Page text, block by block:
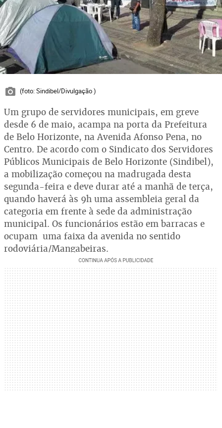
(foto: Sindibel/Divulgação )
Um grupo de servidores municipais, em greve
desde 6 de maio, acampa na porta da Prefeitura
de Belo Horizonte, na Avenida Afonso Pena, no
Centro. De acordo com o Sindicato dos Servidores
Públicos Municipais de Belo Horizonte (Sindibel),
a mobilização começou na madrugada desta
segunda-feira e deve durar até a manhã de terça,
quando haverá às 9h uma assembleia geral da
categoria em frente à sede da administração
municipal. Os funcionários estão em barracas e
ocupam uma faixa da avenida no sentido
rodoviária/Mangabeiras.